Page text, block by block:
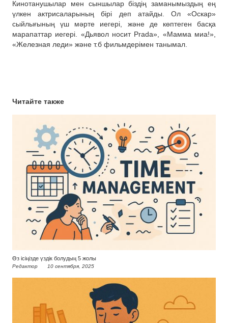
Кинотанушылар мен сыншылар біздің заманымыздың ең
үлкен актрисаларының бірі деп атайды. Ол «Оскар»
сыйлығының үш мәрте иегері, және де көптеген басқа
марапаттар иегері. «Дьявол носит Prada», «Мамма миа!»,
«Железная леди» және т.б фильмдерімен танымал.
Читайте также
Өз ісіңізде үздік болудың 5 жолы
Редактор 10 сентября, 2025